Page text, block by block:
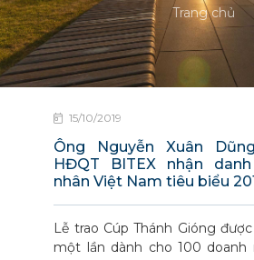
Trang chủ
15/10/2019
Ông Nguyễn Xuân
HĐQT BITEX nhận
nhân Việt Nam tiêu biểu
Lễ trao Cúp Thánh Gióng
một lần dành cho 100 doanh